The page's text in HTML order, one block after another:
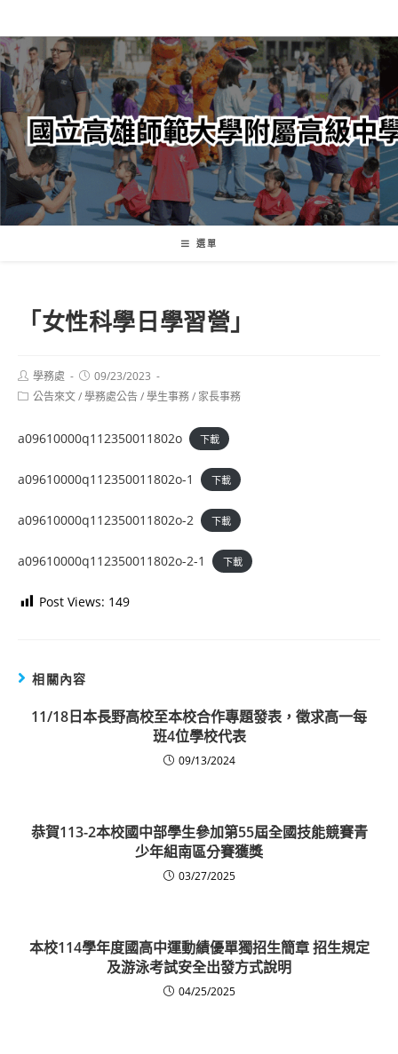
轉
至
主
內
容
選單
「女性科學日學習營」
Post
author:
學務處
Post
published:
09/23/2023
Post公告來文/學務處公告/學生事務/ 家長事務
a09610000q112350011802o 下載
a09610000q112350011802o-1 下載
a09610000q112350011802o-2 下載
a09610000q112350011802o-2-1 下載
Post Views: 149
相關內容
11/18日本長野高校至本校合作專題發表，徵求高一每
班4位學校代表
09/13/2024
恭賀113-2本校國中部學生參加第55屆全國技能競賽青
少年組南區分賽獲獎
03/27/2025
本校114學年度國高中運動績優單獨招生簡章 招生規定
及游泳考試安全出發方式說明
04/25/2025